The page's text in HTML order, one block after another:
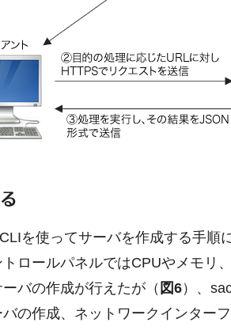
を使ってサーバを作成する手順
ロールパネルではCPUやメモリ
バの作成が行えたが（ 図6）、
の作成、ネットワークインター